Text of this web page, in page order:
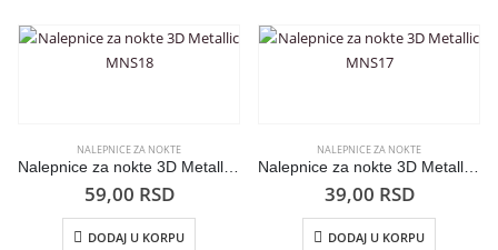
NALEPNICE ZA NOKTE
59,00 RSD
DODAJ U KORPU
NALEPNICE ZA NOKTE
39,00 RSD
DODAJ U KORPU